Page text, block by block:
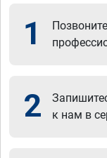
1
2
к нам в